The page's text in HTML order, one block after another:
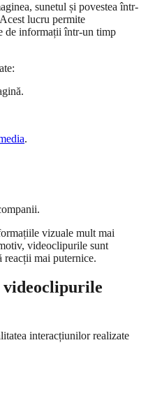
sunetul și povestea într-
lucru permite
de informații într-un timp
.
vizuale mult mai
videoclipurile sunt
reacții mai puternice.
videoclipurile
interacțiunilor realizate